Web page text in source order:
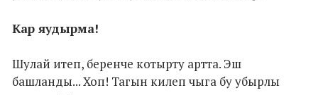
Кар яудырма!
Шулай итеп, беренче котырту артта. Эш
башланды... Хоп! Тагын килеп чыга бу убырлы